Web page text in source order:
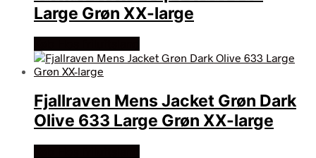
Large Grøn XX-large
Fjallraven Mens Jacket Grøn Dark
Olive 633 Large Grøn XX-large